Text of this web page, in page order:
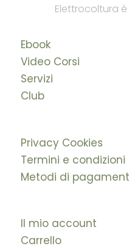
Elettrocoltura
Ebook
Video Corsi
Servizi
Club
Privacy Cookies
Termini e condizioni
Metodi di
Il mio account
Carrello